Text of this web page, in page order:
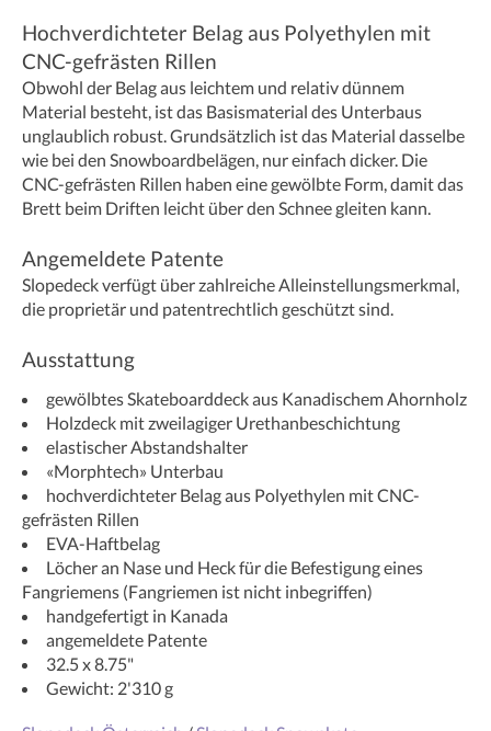
Hochverdichteter Belag aus Polyethylen mit
CNC-gefrästen Rillen
Obwohl der Belag aus leichtem und relativ dünnem
Material besteht, ist das Basismaterial des Unterbaus
unglaublich robust. Grundsätzlich ist das Material dasselbe
wie bei den Snowboardbelägen, nur einfach dicker. Die
CNC-gefrästen Rillen haben eine gewölbte Form, damit das
Brett beim Driften leicht über den Schnee gleiten kann.
Angemeldete Patente
Slopedeck verfügt über zahlreiche Alleinstellungsmerkmal,
die proprietär und patentrechtlich geschützt sind.
Ausstattung
gewölbtes Skateboarddeck aus Kanadischem Ahornholz
Holzdeck mit zweilagiger Urethanbeschichtung
elastischer Abstandshalter
«Morphtech» Unterbau
hochverdichteter Belag aus Polyethylen mit CNC-
gefrästen Rillen
EVA-Haftbelag
Löcher an Nase und Heck für die Befestigung eines
Fangriemens (Fangriemen ist nicht inbegriffen)
handgefertigt in Kanada
angemeldete Patente
32.5 x 8.75"
Gewicht: 2'310 g